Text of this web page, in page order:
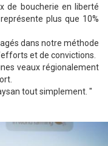
de boucherie en liberté
plus que 10%
dans notre méthode
et de convictions.
veaux régionalement
tout simplement. "